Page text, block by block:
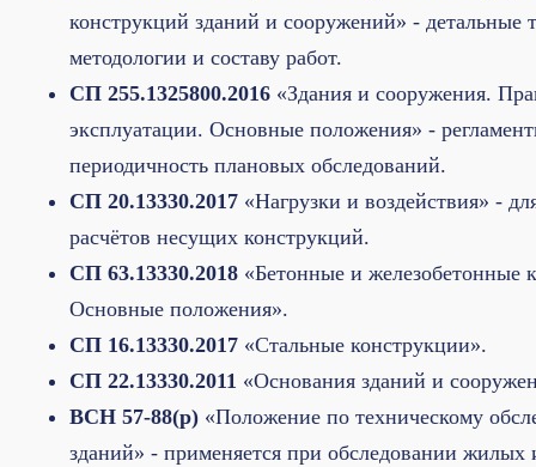
конструкций зданий и сооружений» - детальные
методологии и составу работ.
СП 255.1325800.2016«Здания и сооружения.
эксплуатации. Основные положения» -
периодичность плановых обследований.
СП 20.13330.2017«Нагрузки и воздействия» -
расчётов несущих конструкций.
СП 63.13330.2018«Бетонные и железобетонные
Основные положения».
СП 16.13330.2017«Стальные конструкции».
СП 22.13330.2011 «Основания зданий и
ВСН 57-88(р)«Положение по техническому
зданий» - применяется при обследовании